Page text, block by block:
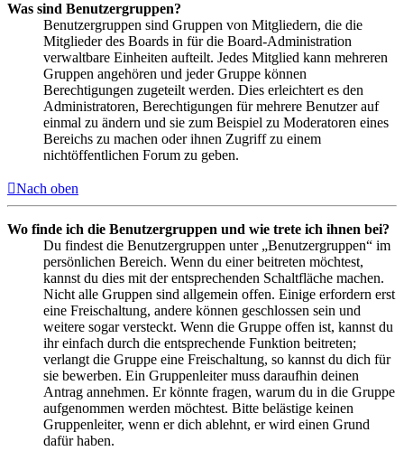
Was sind Benutzergruppen?
Benutzergruppen sind Gruppen von Mitgliedern, die die
Mitglieder des Boards in für die Board-Administration
verwaltbare Einheiten aufteilt. Jedes Mitglied kann mehreren
Gruppen angehören und jeder Gruppe können
Berechtigungen zugeteilt werden. Dies erleichtert es den
Administratoren, Berechtigungen für mehrere Benutzer auf
einmal zu ändern und sie zum Beispiel zu Moderatoren eines
Bereichs zu machen oder ihnen Zugriff zu einem
nichtöffentlichen Forum zu geben.
Nach oben
Wo finde ich die Benutzergruppen und wie trete ich ihnen bei?
Du findest die Benutzergruppen unter „Benutzergruppen“ im
persönlichen Bereich. Wenn du einer beitreten möchtest,
kannst du dies mit der entsprechenden Schaltfläche machen.
Nicht alle Gruppen sind allgemein offen. Einige erfordern erst
eine Freischaltung, andere können geschlossen sein und
weitere sogar versteckt. Wenn die Gruppe offen ist, kannst du
ihr einfach durch die entsprechende Funktion beitreten;
verlangt die Gruppe eine Freischaltung, so kannst du dich für
sie bewerben. Ein Gruppenleiter muss daraufhin deinen
Antrag annehmen. Er könnte fragen, warum du in die Gruppe
aufgenommen werden möchtest. Bitte belästige keinen
Gruppenleiter, wenn er dich ablehnt, er wird einen Grund
dafür haben.